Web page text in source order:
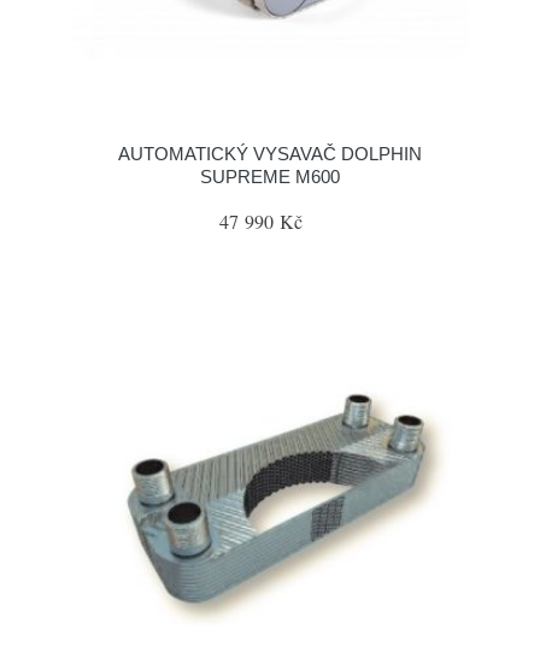
AUTOMATICKÝ VYSAVAČ DOLPHIN
SUPREME M600
47 990 Kč